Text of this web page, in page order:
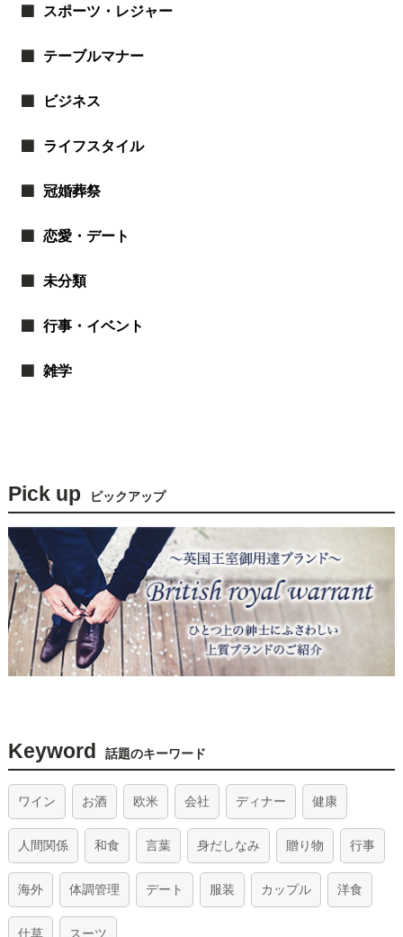
スポーツ・レジャー
テーブルマナー
ビジネス
ライフスタイル
冠婚葬祭
恋愛・デート
未分類
行事・イベント
雑学
Pick up ピックアップ
Keyword 話題のキーワード
ワイン お酒 欧米 会社 ディナー 健康
人間関係 和食 言葉 身だしなみ 贈り物 行事
海外 体調管理 デート 服装 カップル 洋食
仕草 スーツ